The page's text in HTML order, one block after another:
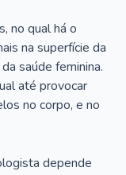
no qual há o
na superfície da
saúde feminina.
até provocar
no corpo, e no
depende